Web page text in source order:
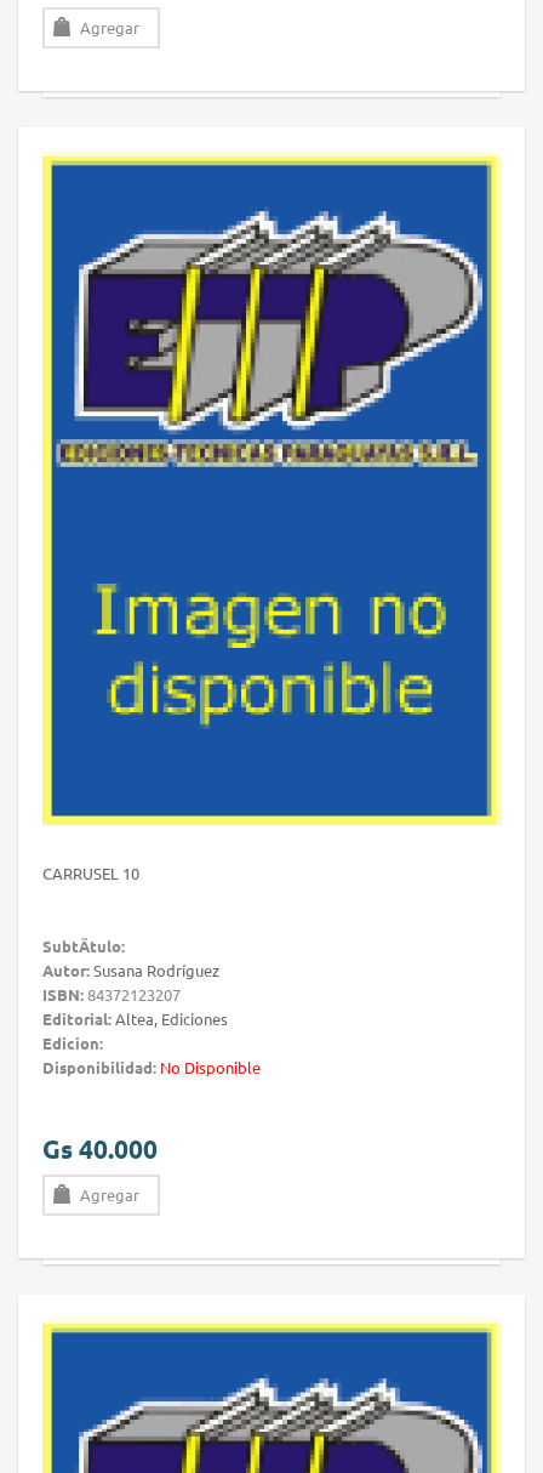
Agregar
CARRUSEL 10
SubtÃ­tulo:
Autor:Susana Rodríguez
ISBN:84372123207
Editorial:Altea, Ediciones
Edicion:
Disponibilidad: No Disponible
Gs 40.000
Agregar